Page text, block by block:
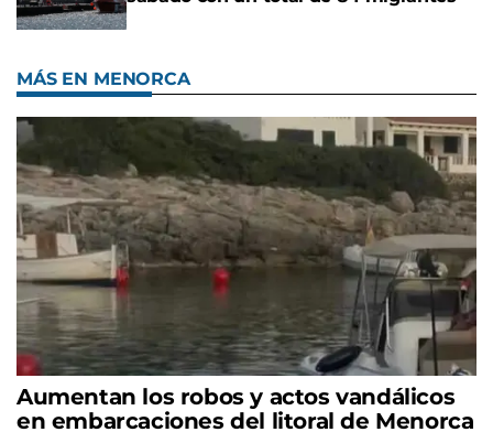
MÁS EN MENORCA
Aumentan los robos y actos vandálicos
en embarcaciones del litoral de Menorca